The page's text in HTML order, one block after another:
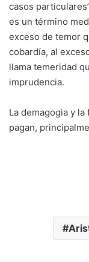
casos
es un término
exceso de temor
cobardía, al
llama temeridad
imprudencia.
La demagogia y
pagan,